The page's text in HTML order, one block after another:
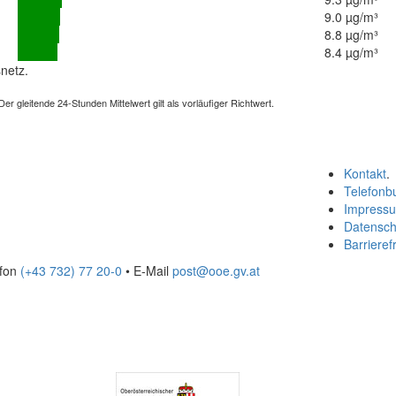
9.0 µg/m³
8.8 µg/m³
8.4 µg/m³
gleitende 24-Stunden Mittelwert gilt als vorläufiger Richtwert.
Kontakt.
(+43 732) 77 20-0 • E-Mail post@ooe.gv.at